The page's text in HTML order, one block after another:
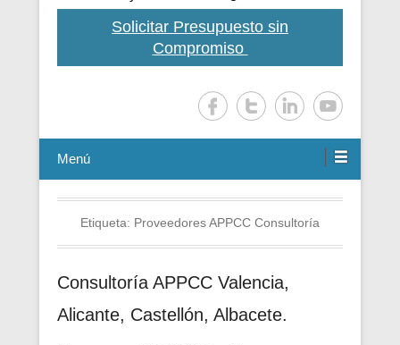
Solicitar Presupuesto sin
Compromiso
Menú
Etiqueta: Proveedores APPCC Consultoría
Consultoría APPCC Valencia,
Alicante, Castellón, Albacete.